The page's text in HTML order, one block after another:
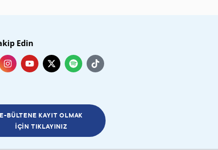
Edin
E-BÜLTENE KAYIT OLMAK
İÇIN TIKLAYINIZ